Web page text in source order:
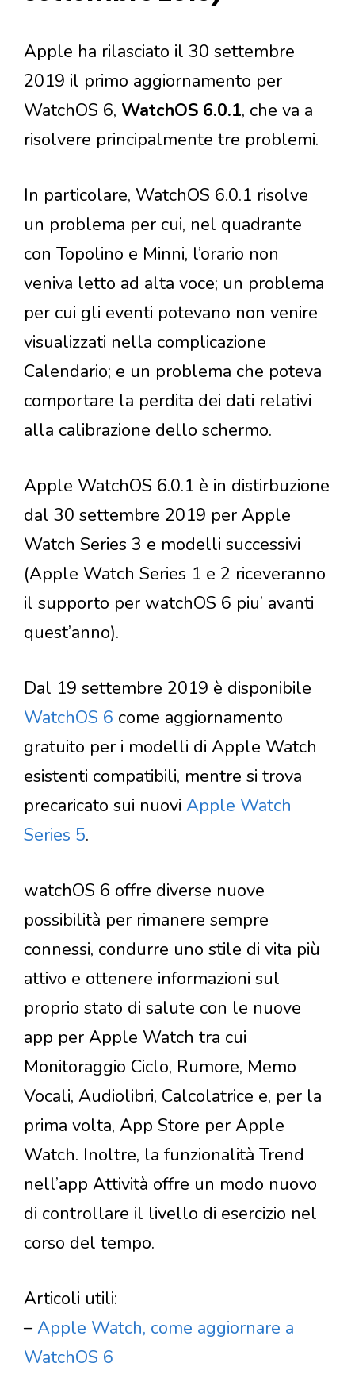
Apple ha rilasciato il 30 settembre
2019 il primo aggiornamento per
WatchOS 6, WatchOS 6.0.1, che va a
risolvere principalmente tre problemi.
In particolare, WatchOS 6.0.1 risolve
un problema per cui, nel quadrante
con Topolino e Minni, l’orario non
veniva letto ad alta voce; un problema
per cui gli eventi potevano non venire
visualizzati nella complicazione
Calendario; e un problema che poteva
comportare la perdita dei dati relativi
alla calibrazione dello schermo.
Apple WatchOS 6.0.1 è in distirbuzione
dal 30 settembre 2019 per Apple
Watch Series 3 e modelli successivi
(Apple Watch Series 1 e 2 riceveranno
il supporto per watchOS 6 piu’ avanti
quest’anno).
Dal 19 settembre 2019 è disponibile
WatchOS 6 come aggiornamento
gratuito per i modelli di Apple Watch
esistenti compatibili, mentre si trova
precaricato sui nuovi Apple Watch
Series 5.
watchOS 6 offre diverse nuove
possibilità per rimanere sempre
connessi, condurre uno stile di vita più
attivo e ottenere informazioni sul
proprio stato di salute con le nuove
app per Apple Watch tra cui
Monitoraggio Ciclo, Rumore, Memo
Vocali, Audiolibri, Calcolatrice e, per la
prima volta, App Store per Apple
Watch. Inoltre, la funzionalità Trend
nell’app Attività offre un modo nuovo
di controllare il livello di esercizio nel
corso del tempo.
Articoli utili:
– Apple Watch, come aggiornare a
WatchOS 6